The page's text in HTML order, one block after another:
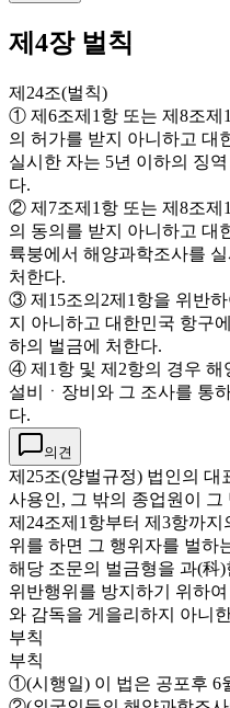
제4장 벌칙
제24조(벌칙)
① 제6조제1항 또는 제8조제
의 허가를 받지 아니하고 대
실시한 자는 5년 이하의 징
다.
② 제7조제1항 또는 제8조제
의 동의를 받지 아니하고 대
륙붕에서 해양과학조사를
처한다.
③ 제15조의2제1항을 위반
지 아니하고 대한민국 항구
하의 벌금에 처한다.
④ 제1항 및 제2항의 경우 해
설비ㆍ장비와 그 조사를 통
다.
의견
제25조(양벌규정) 법인의 대
사용인, 그 밖의 종업원이
제24조제1항부터 제3항까
위를 하면 그 행위자를 벌하
해당 조문의 벌금형을 과(科
위반행위를 방지하기 위하
와 감독을 게을리하지 아니
부칙
부칙
①(시행일) 이 법은 공포후 6